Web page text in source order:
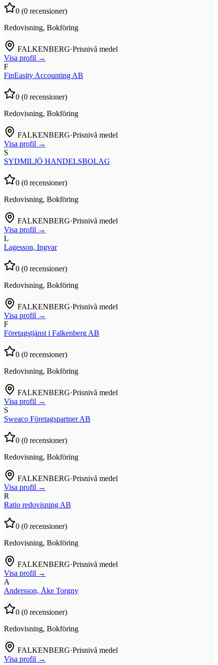
0 (0 recensioner)
Redovisning, Bokföring
FALKENBERG·Prisnivå medel
Visa profil →
F
FinEasity Accounting AB
0 (0 recensioner)
Redovisning, Bokföring
FALKENBERG·Prisnivå medel
Visa profil →
S
SYDMILJÖ HANDELSBOLAG
0 (0 recensioner)
Redovisning, Bokföring
FALKENBERG·Prisnivå medel
Visa profil →
L
Lagesson, Ingvar
0 (0 recensioner)
Redovisning, Bokföring
FALKENBERG·Prisnivå medel
Visa profil →
F
Företagstjänst i Falkenberg AB
0 (0 recensioner)
Redovisning, Bokföring
FALKENBERG·Prisnivå medel
Visa profil →
S
Sweaco Företagspartner AB
0 (0 recensioner)
Redovisning, Bokföring
FALKENBERG·Prisnivå medel
Visa profil →
R
Ratio redovisning AB
0 (0 recensioner)
Redovisning, Bokföring
FALKENBERG·Prisnivå medel
Visa profil →
A
Andersson, Åke Torgny
0 (0 recensioner)
Redovisning, Bokföring
FALKENBERG·Prisnivå medel
Visa profil →